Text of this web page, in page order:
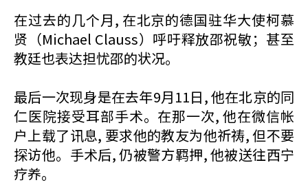
在过去的几个月, 在北京的德国驻华大使柯慕
贤（Michael Clauss）呼吁释放邵祝敏；甚至
教廷也表达担忧邵的状况。
最后一次现身是在去年9月11日, 他在北京的同
仁医院接受耳部手术。在那一次, 他在微信帐
户上载了讯息, 要求他的教友为他祈祷, 但不要
探访他。手术后, 仍被警方羁押, 他被送往西宁
疗养。